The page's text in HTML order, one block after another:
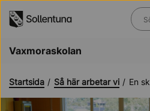
Vad
Vaxmoraskolan
Startsida Så här arbetar vi En